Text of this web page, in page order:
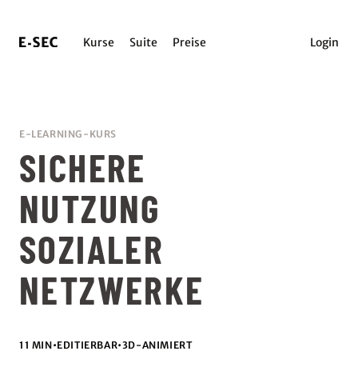
Kurse Suite Preise Login
E-LEARNING-KURS
SICHERE
NUTZUNG
SOZIALER
NETZWERKE
11 MIN•EDITIERBAR•3D-ANIMIERT